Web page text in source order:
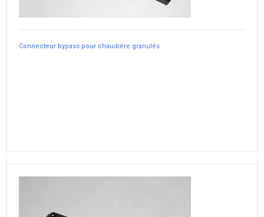
Connecteur bypass pour chaudière granulés